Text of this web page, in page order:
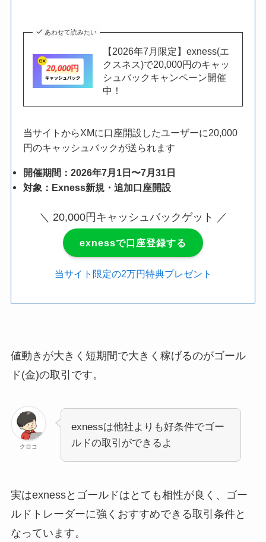
あわせて読みたい
【2026年7月限定】exness(エ
クスネス)で20,000円のキャッ
シュバックキャンペーン開催
中！
当サイトからXMに口座開設したユーザーに20,000
円のキャッシュバックが送られます
開催期間：2026年7月1日〜7月31日
対象：Exness新規・追加口座開設
＼ 20,000円キャッシュバックゲット ／
exnessで口座登録する
当サイト限定の2万円特典プレゼント
値動きが大きく短期間で大きく稼げるのがゴール
ド(金)の取引です。
クロコ
exnessは他社よりも好条件でゴー
ルドの取引ができるよ
実はexnessとゴールドはとても相性が良く、ゴー
ルドトレーダーに強くおすすめできる取引条件と
なっています。